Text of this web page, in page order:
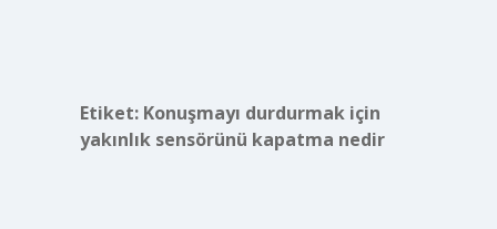
Etiket: Konuşmayı durdurmak için
yakınlık sensörünü kapatma nedir